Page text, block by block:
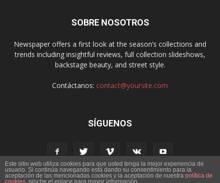
SOBRE NOSOTROS
Newspaper offers a first look at the season’s collections and
trends including insightful reviews, full collection slideshows,
backstage beauty, and street style.
Contáctanos: contact@yoursite.com
SÍGUENOS
Este sitio web utiliza cookies para que usted tenga la mejor experiencia de
usuario. Si continúa navegando está dando su consentimiento para la
aceptación de las mencionadas cookies y la aceptación de nuestra política de
cookies , pinche el enlace para mayor información